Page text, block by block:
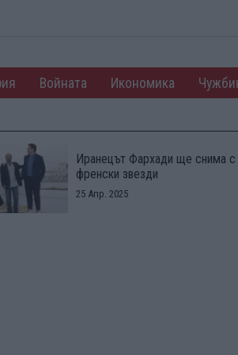
Войната Икономика
Иранецът Фархади ще снима с
френски звезди
25 Апр. 2025